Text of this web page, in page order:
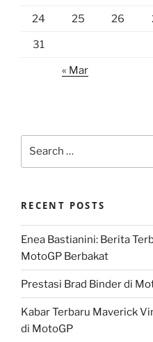
24 25 26
31
« Mar
RECENT POSTS
Enea Bastianini: Berita
MotoGP Berbakat
Prestasi Brad Binder di
Kabar Terbaru Maverick
di MotoGP